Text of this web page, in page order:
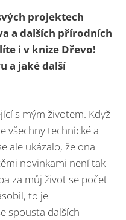
projektech
a dalších přírodních
i v knize Dřevo!
a jaké další
s mým životem. Když
všechny technické a
ale ukázalo, že ona
novinkami není tak
za můj život se počet
to je
spousta dalších